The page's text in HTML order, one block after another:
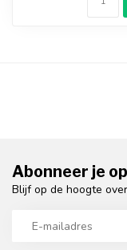
Abonneer je
Blijf op de hoogte